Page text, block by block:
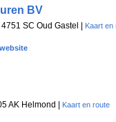
BV
SC Oud Gastel | Kaart en
website
AK Helmond | Kaart en route